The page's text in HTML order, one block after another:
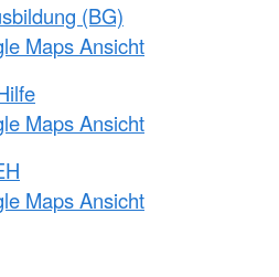
(BG)
Maps Ansicht
Maps Ansicht
Maps Ansicht